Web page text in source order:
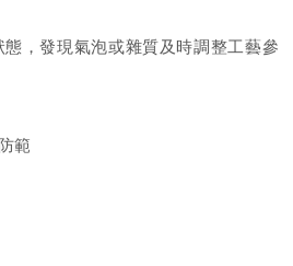
，發現氣泡或雜質及時調整工藝參
範